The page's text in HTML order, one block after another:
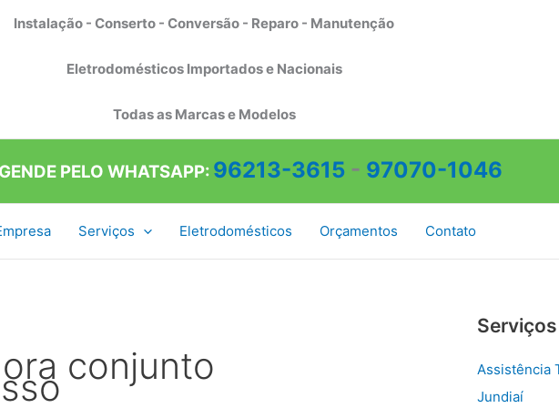
Instalação - Conserto - Conversão - Reparo - Manutenção
Eletrodomésticos Importados e Nacionais
Todas as Marcas e Modelos
PELO WHATSAPP: 96213-3615 - 97070-1046
Serviços Eletrodomésticos Orçamentos Contato
conjunto
Serviços
Assistência
Jundiaí